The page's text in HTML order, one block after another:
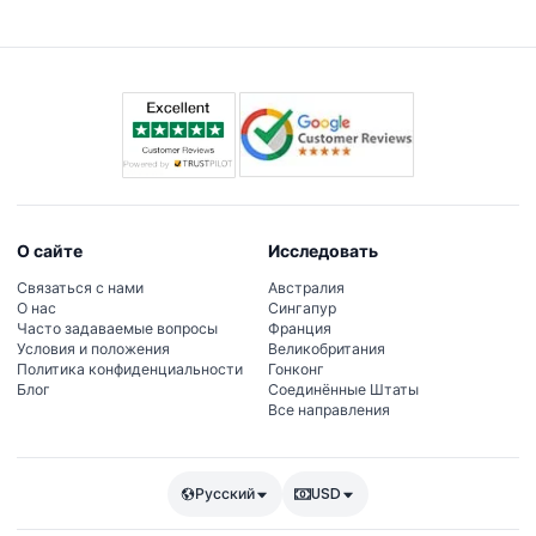
О сайте
Связаться с нами
О нас
Часто задаваемые вопросы
Условия и положения
Политика конфиденциальности
Блог
Исследовать
Австралия
Сингапур
Франция
Великобритания
Гонконг
Соединённые Штаты
Все направления
Русский USD